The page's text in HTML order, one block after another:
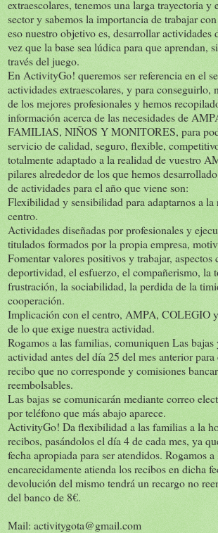
extraescolares, tenemos una larga trayectoria y
sector y sabemos la importancia de trabajar
eso nuestro objetivo es, desarrollar actividades
vez que la base sea lúdica para que aprendan,
través del juego.
En ActivityGo! queremos ser referencia en el
actividades extraescolares, y para conseguirlo,
de los mejores profesionales y hemos
información acerca de las necesidades de
FAMILIAS, NIÑOS Y MONITORES, para
servicio de calidad, seguro, flexible,
totalmente adaptado a la realidad de vuestro
pilares alrededor de los que hemos
de actividades para el año que viene son:
Flexibilidad y sensibilidad para adaptarnos a la
centro.
Actividades diseñadas por profesionales y
titulados formados por la propia empresa,
Fomentar valores positivos y trabajar, aspectos
deportividad, el esfuerzo, el compañerismo, la
frustración, la sociabilidad, la perdida de la
cooperación.
Implicación con el centro, AMPA, COLEGIO
de lo que exige nuestra actividad.
Rogamos a las familias, comuniquen Las bajas
actividad antes del día 25 del mes anterior
recibo que no corresponde y comisiones
reembolsables.
Las bajas se comunicarán mediante correo
por teléfono que más abajo aparece.
ActivityGo! Da flexibilidad a las familias a la
recibos, pasándolos el día 4 de cada mes, ya
fecha apropiada para ser atendidos. Rogamos
encarecidamente atienda los recibos en dicha
devolución del mismo tendrá un recargo no
del banco de 8€.
Mail: activitygota@gmail.com